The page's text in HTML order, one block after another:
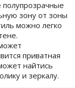
полупрозрачные
зону от зоны
можно легко
приватная
найтись
и зеркалу.